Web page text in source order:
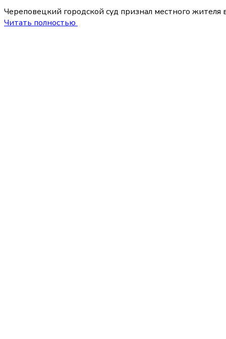
Череповецкий городской суд признал местного
Читать полностью